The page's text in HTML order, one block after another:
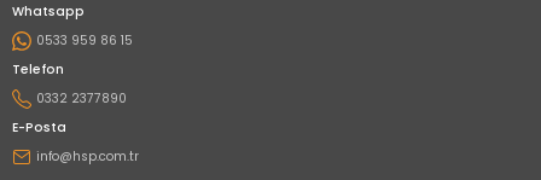
Whatsapp
0533 959 86 15
Telefon
0332 2377890
E-Posta
info@hsp.com.tr